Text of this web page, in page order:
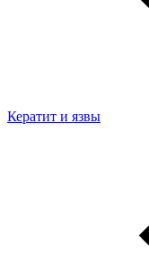
Кератит и язвы